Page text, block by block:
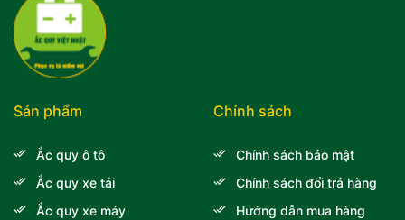
Sản phẩm
Ắc quy ô tô
Ắc quy xe tải
Ắc quy xe máy
Chính sách
Chính sách bảo mật
Chính sách đổi trả hàng
Hướng dẫn mua hàng